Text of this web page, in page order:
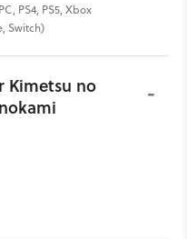
PS4, PS5, Xbox
Switch)
Kimetsu no
-